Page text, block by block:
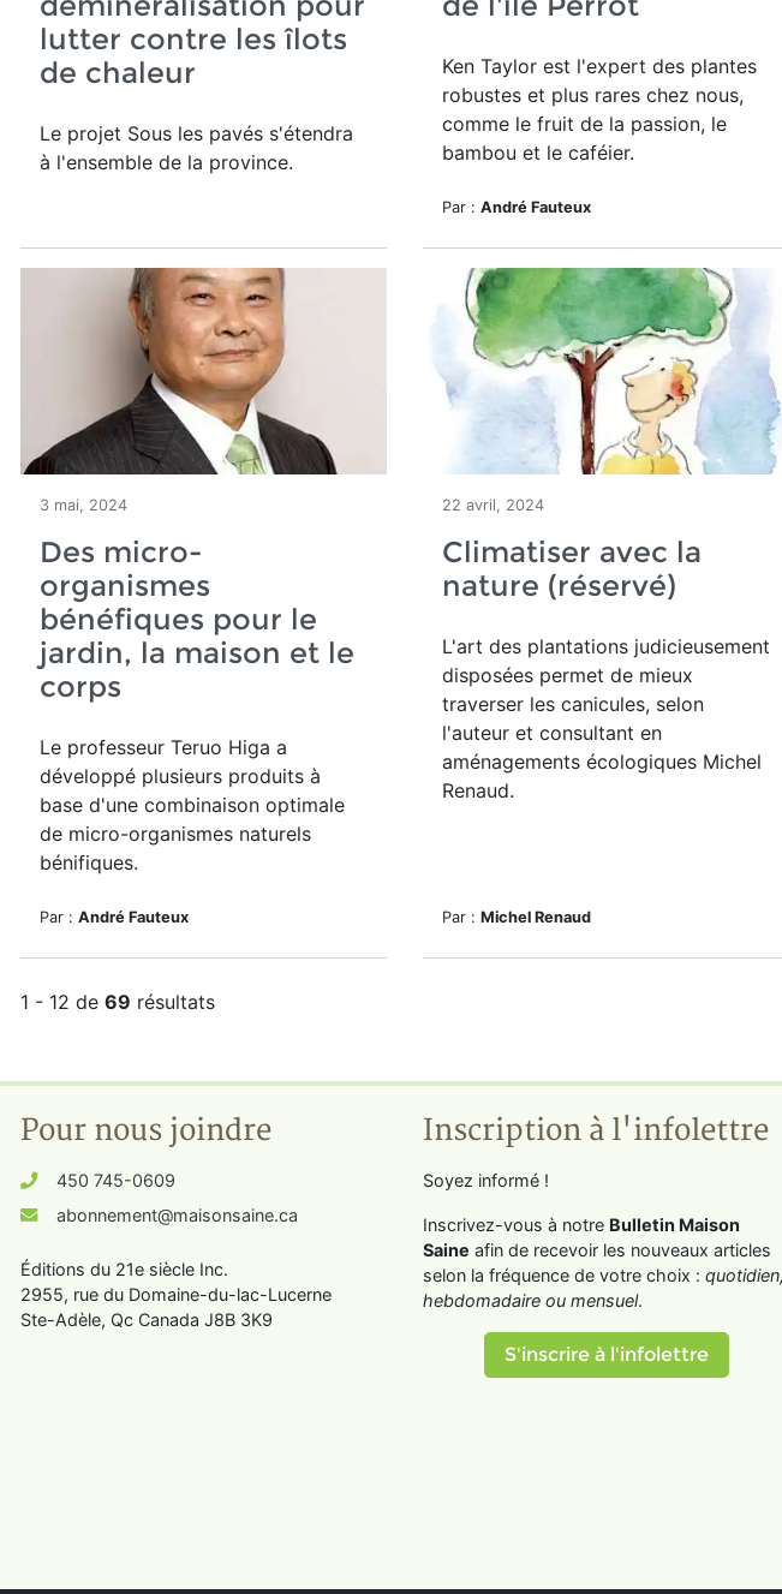
lutter contre les îlots
de chaleur
Le projet Sous les pavés s'étendra
à l'ensemble de la province.
Ken Taylor est l'expert des plantes
robustes et plus rares chez nous,
comme le fruit de la passion, le
bambou et le caféier.
Par : André Fauteux
3 mai, 2024
Des micro-
organismes
bénéfiques pour le
jardin, la maison et le
corps
Le professeur Teruo Higa a
développé plusieurs produits à
base d'une combinaison optimale
de micro-organismes naturels
bénifiques.
Par : André Fauteux
22 avril, 2024
Climatiser avec la
nature (réservé)
L'art des plantations judicieusement
disposées permet de mieux
traverser les canicules, selon
l'auteur et consultant en
aménagements écologiques Michel
Renaud.
Par : Michel Renaud
1 - 12 de 69 résultats
Pour nous joindre
450 745-0609
abonnement@maisonsaine.ca
Éditions du 21e siècle Inc.
2955, rue du Domaine-du-lac-Lucerne
Ste-Adèle, Qc Canada J8B 3K9
Inscription à l'infolettre
Soyez informé !
Inscrivez-vous à notre Bulletin Maison
Saine afin de recevoir les nouveaux articles
selon la fréquence de votre choix : quotidien,
hebdomadaire ou mensuel.
S'inscrire à l'infolettre